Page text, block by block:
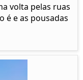
volta pelas ruas
é e as pousadas